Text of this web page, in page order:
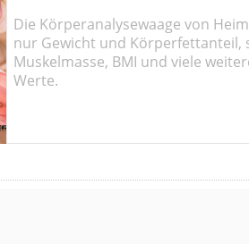
Die Körperanalysewaage von
nur Gewicht und Körperfettanteil,
Muskelmasse, BMI und viele
Werte.